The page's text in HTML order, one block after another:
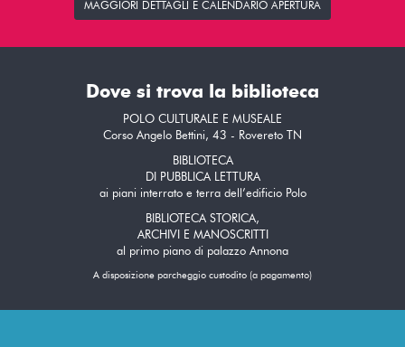
MAGGIORI DETTAGLI E CALENDARIO APERTURA
Dove si trova la biblioteca
POLO CULTURALE E MUSEALE
Corso Angelo Bettini, 43 - Rovereto TN
BIBLIOTECA
DI PUBBLICA LETTURA
ai piani interrato e terra dell’edificio Polo
BIBLIOTECA STORICA,
ARCHIVI E MANOSCRITTI
al primo piano di palazzo Annona
A disposizione parcheggio custodito (a pagamento)